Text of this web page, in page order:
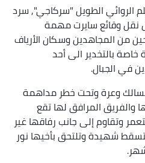
الروائي الطويل "سركاجي", سرد
وقائع سايرت مهمة
من المجاهدين وسكان الأرياف
بالتخدير الى أحد
في الجبال.
وعرة وتحت خطر مداهمة
المرافق لها تقع
وتقاوم إلى جانب رفاقها غير
شهيدة وتلتحق بأخيها نور